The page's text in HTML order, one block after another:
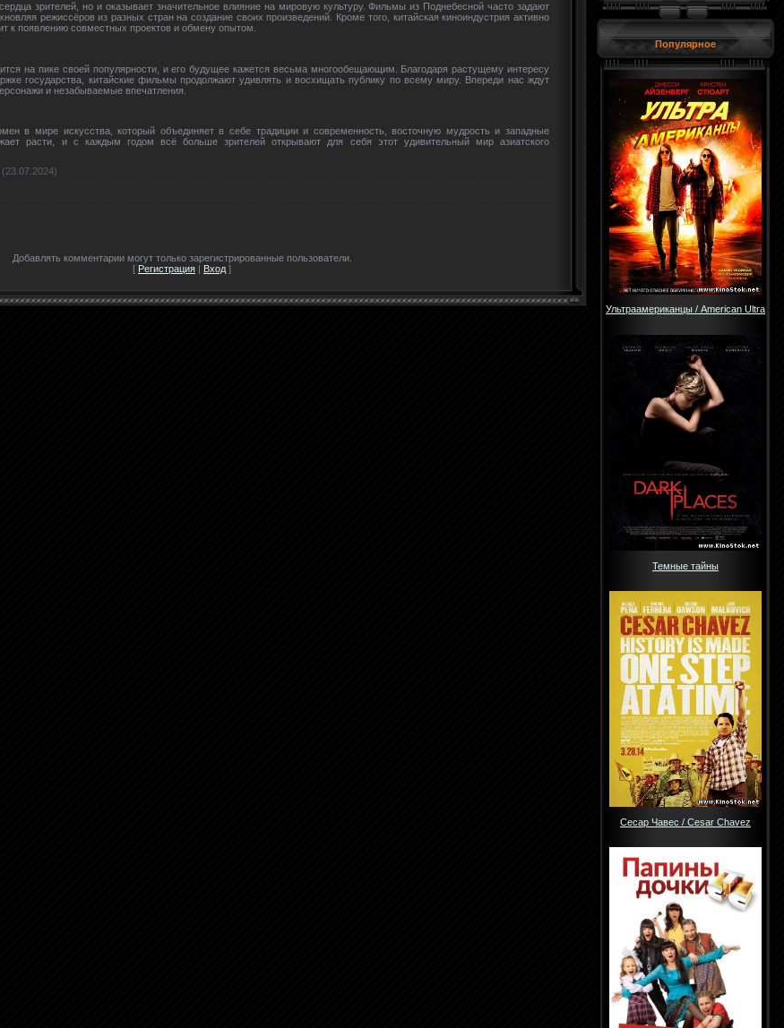
зрителей, но и оказывает значительное влияние на мировую культуру. Фильмы из Поднебесной часто задают
режиссёров из разных стран на создание своих произведений. Кроме того, китайская киноиндустрия активно
к появлению совместных проектов и обмену опытом.
на пике своей популярности, и его будущее кажется весьма многообещающим. Благодаря растущему интересу
государства, китайские фильмы продолжают удивлять и восхищать публику по всему миру. Впереди нас ждут
и незабываемые впечатления.
в мире искусства, который объединяет в себе традиции и современность, восточную мудрость и западные
расти, и с каждым годом всё больше зрителей открывают для себя этот удивительный мир азиатского
(23.07.2024)
Добавлять комментарии могут только зарегистрированные пользователи.
[ Регистрация | Вход ]
Популярное
Ультраамериканцы / American Ultra
Темные тайны
Сесар Чавес / Cesar Chavez